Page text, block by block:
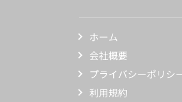
ホーム
会社概要
プライバシーポリシ
利用規約